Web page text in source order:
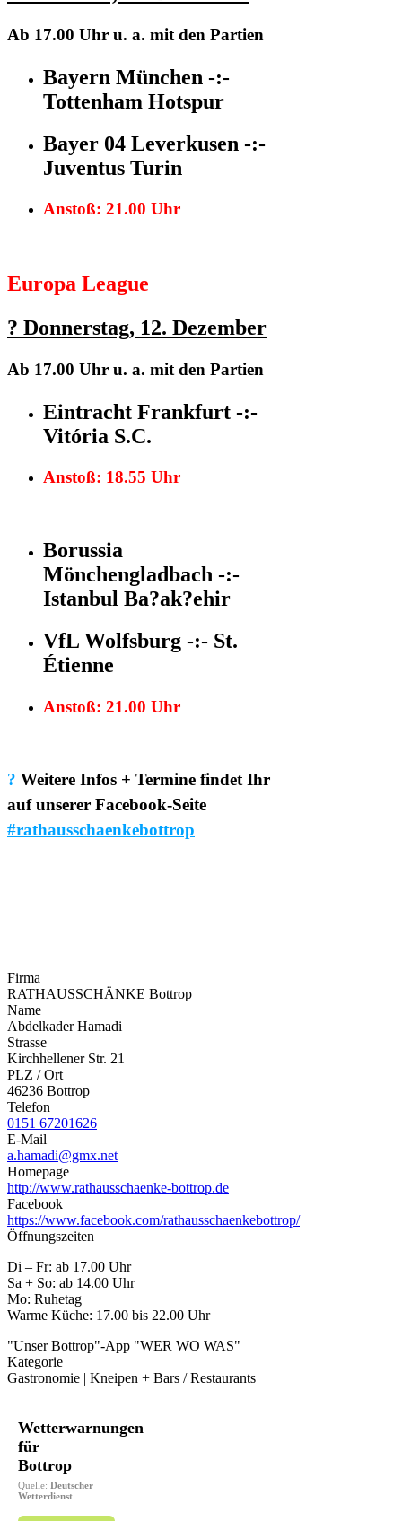
Ab 17.00 Uhr u. a. mit den Partien
Bayern München -:-
Tottenham Hotspur
Bayer 04 Leverkusen -:-
Juventus Turin
Anstoß: 21.00 Uhr
Europa League
? Donnerstag, 12. Dezember
Ab 17.00 Uhr u. a. mit den Partien
Eintracht Frankfurt -:-
Vitória S.C.
Anstoß: 18.55 Uhr
Borussia
Mönchengladbach -:-
Istanbul Ba?ak?ehir
VfL Wolfsburg -:- St.
Étienne
Anstoß: 21.00 Uhr
? Weitere Infos + Termine findet Ihr
auf unserer Facebook-Seite
#rathausschaenkebottrop
Firma
RATHAUSSCHÄNKE Bottrop
Name
Abdelkader Hamadi
Strasse
Kirchhellener Str. 21
PLZ / Ort
46236 Bottrop
Telefon
0151 67201626
E-Mail
a.hamadi@gmx.net
Homepage
http://www.rathausschaenke-bottrop.de
Facebook
https://www.facebook.com/rathausschaenkebottrop/
Öffnungszeiten
Di – Fr: ab 17.00 Uhr
Sa + So: ab 14.00 Uhr
Mo: Ruhetag
Warme Küche: 17.00 bis 22.00 Uhr
"Unser Bottrop"-App "WER WO WAS"
Kategorie
Gastronomie | Kneipen + Bars / Restaurants
Wetterwarnungen
für
Bottrop
Quelle: Deutscher
Wetterdienst